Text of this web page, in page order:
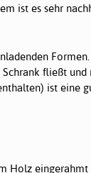
ist es sehr
fließt und
ist eine
Holz